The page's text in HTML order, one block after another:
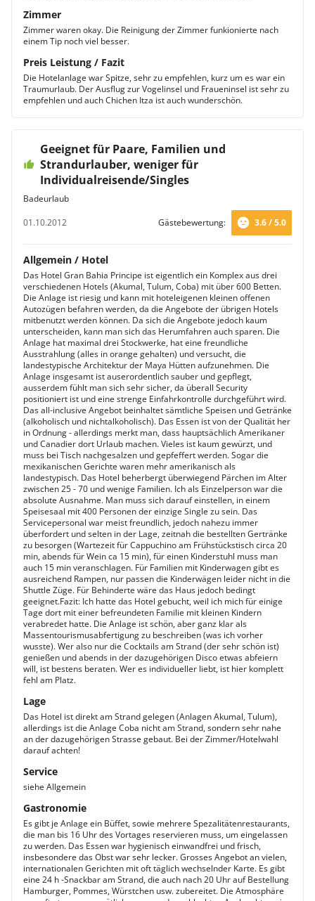
Zimmer
Zimmer waren okay. Die Reinigung der Zimmer funkionierte nach
einem Tip noch viel besser.
Preis Leistung / Fazit
Die Hotelanlage war Spitze, sehr zu empfehlen, kurz um es war ein
Traumurlaub. Der Ausflug zur Vogelinsel und Fraueninsel ist sehr zu
empfehlen und auch Chichen Itza ist auch wunderschön.
Geeignet für Paare, Familien und
Strandurlauber, weniger für
Individualreisende/Singles
Badeurlaub
01.10.2012
Gästebewertung: 3.6 / 5.0
Allgemein / Hotel
Das Hotel Gran Bahia Principe ist eigentlich ein Komplex aus drei
verschiedenen Hotels (Akumal, Tulum, Coba) mit über 600 Betten.
Die Anlage ist riesig und kann mit hoteleigenen kleinen offenen
Autozügen befahren werden, da die Angebote der übrigen Hotels
mitbenutzt werden können. Da sich die Angebote jedoch kaum
unterscheiden, kann man sich das Herumfahren auch sparen. Die
Anlage hat maximal drei Stockwerke, hat eine freundliche
Ausstrahlung (alles in orange gehalten) und versucht, die
landestypische Architektur der Maya Hütten aufzunehmen. Die
Anlage insgesamt ist auserordentlich sauber und gepflegt,
ausserdem fühlt man sich sehr sicher, da überall Security
positioniert ist und eine strenge Einfahrkontrolle durchgeführt wird.
Das all-inclusive Angebot beinhaltet sämtliche Speisen und Getränke
(alkoholisch und nichtalkoholisch). Das Essen ist von der Qualität her
in Ordnung - allerdings merkt man, dass hauptsächlich Amerikaner
und Canadier dort Urlaub machen. Vieles ist kaum gewürzt, und
muss bei Tisch nachgesalzen und gepfeffert werden. Sogar die
mexikanischen Gerichte waren mehr amerikanisch als
landestypisch. Das Hotel beherbergt überwiegend Pärchen im Alter
zwischen 25 - 70 und wenige Familien. Ich als Einzelperson war die
absolute Ausnahme. Man muss sich darauf einstellen, in einem
Speisesaal mit 400 Personen der einzige Single zu sein. Das
Servicepersonal war meist freundlich, jedoch nahezu immer
überfordert und selten in der Lage, zeitnah die bestellten Gertränke
zu besorgen (Wartezeit für Cappuchino am Frühstückstisch circa 20
min, abends für Wein ca 15 min), für einen Kinderstuhl muss man
auch 15 min veranschlagen. Für Familien mit Kinderwagen gibt es
ausreichend Rampen, nur passen die Kinderwägen leider nicht in die
Shuttle Züge. Für Behinderte wäre das Haus jedoch bedingt
geeignet.Fazit: Ich hatte das Hotel gebucht, weil ich mich für einige
Tage dort mit einer befreundeten Familie mit kleinen Kindern
verabredet hatte. Die Anlage ist schön, aber ganz klar als
Massentourismusabfertigung zu beschreiben (was ich vorher
wusste). Wer also nur die Cocktails am Strand (der sehr schön ist)
genießen und abends in der dazugehörigen Disco etwas abfeiern
will, ist bestens beraten. Wer es individueller liebt, ist hier komplett
fehl am Platz.
Lage
Das Hotel ist direkt am Strand gelegen (Anlagen Akumal, Tulum),
allerdings ist die Anlage Coba nicht am Strand, sondern sehr nahe
an der dazugehörigen Strasse gebaut. Bei der Zimmer/Hotelwahl
darauf achten!
Service
siehe Allgemein
Gastronomie
Es gibt je Anlage ein Büffet, sowie mehrere Spezalitätenrestaurants,
die man bis 16 Uhr des Vortages reservieren muss, um eingelassen
zu werden. Das Essen war hygienisch einwandfrei und frisch,
insbesondere das Obst war sehr lecker. Grosses Angebot an vielen,
internationalen Gerichten mit oft täglich wechselnder Karte. Es gibt
eine 24 h -Snackbar am Strand, die auch nach 20 Uhr auf Bestellung
Hamburger, Pommes, Würstchen usw. zubereitet. Die Atmosphäre